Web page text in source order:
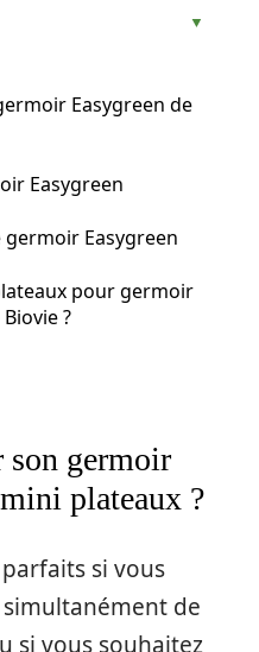
Easygreen de
Easygreen
Easygreen
pour germoir
?
son germoir
plateaux ?
si vous
de
si vous souhaitez